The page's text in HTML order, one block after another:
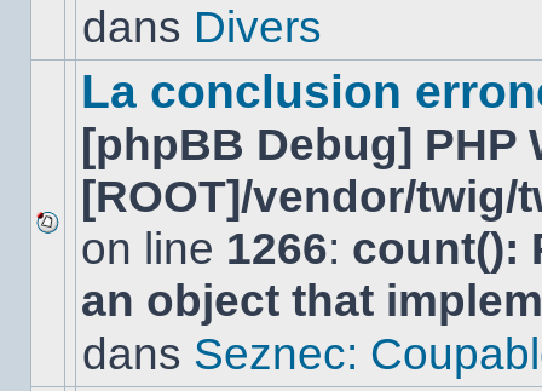
dans Divers
Aucun
nouveau
message
non-
dans
La conclusion
[phpBB Debug] PHP
[ROOT]/vendor/
on line 1266: count():
an object that
dans Seznec: